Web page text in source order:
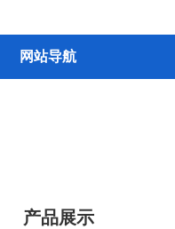
网站导航
产品展示